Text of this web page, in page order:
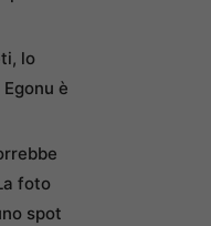
lo
è
foto
spot